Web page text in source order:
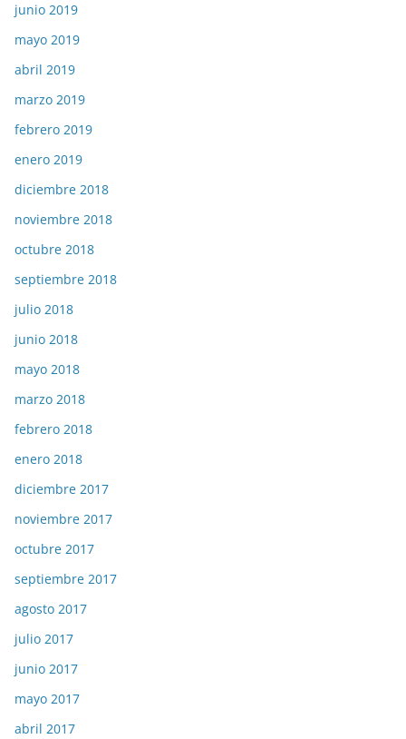
junio 2019
mayo 2019
abril 2019
marzo 2019
febrero 2019
enero 2019
diciembre 2018
noviembre 2018
octubre 2018
septiembre 2018
julio 2018
junio 2018
mayo 2018
marzo 2018
febrero 2018
enero 2018
diciembre 2017
noviembre 2017
octubre 2017
septiembre 2017
agosto 2017
julio 2017
junio 2017
mayo 2017
abril 2017